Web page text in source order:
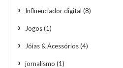
Influenciador digital (8)
Jogos(1)
Jóias & Acessórios(4)
jornalismo (1)